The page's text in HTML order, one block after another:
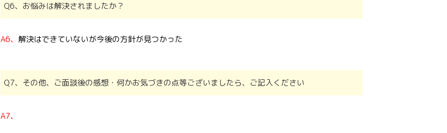
Q6、お悩みは解決されましたか？
A6、 解決はできていないが今後の方針が見つかった
Q7、その他、ご面談後の感想・何かお気づきの点等ございましたら、ご記入ください
A7、